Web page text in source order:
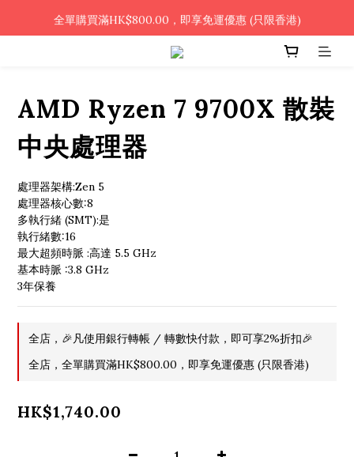
🎉凡使用銀行轉帳 / 轉數快付款，即可享2%優惠🎉
全單購買滿HK$800.00，即享免運優惠 (只限香港)
🎉凡使用銀行轉帳 / 轉數快付款，即可享2%優惠🎉
AMD Ryzen 7 9700X 散裝
中央處理器
處理器架構:Zen 5
處理器核心數:8
多執行緒 (SMT):是
執行緒數:16
最大超頻時脈 :高達 5.5 GHz
基本時脈 :3.8 GHz
3年保養
全店，🎉凡使用銀行轉帳 / 轉數快付款，即可享2%折扣🎉
全店，全單購買滿HK$800.00，即享免運優惠 (只限香港)
HK$1,740.00